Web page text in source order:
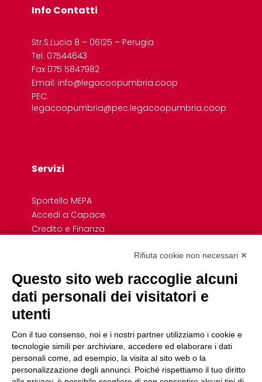
Info Contatti
Str.S.Lucia 8 – 06125 – Perugia
Tel. 07544643
Fax 075 5847982
Email: info@legacoopumbria.coop
PEC:
legacoopumbria@pec.legacoopumbria.coop
Servizi
Sportello MEPA
Accedi a Capace
Credito e Finanza
Previdenza cooperativa
Convenzioni
Link Rapidi
Associazioni di Settore e Dipartimenti
Uffici
Servizio Civile
Fare cooperativa
Rifiuta cookie non necessari ✕
Questo sito web raccoglie alcuni
dati personali dei visitatori e
utenti
Con il tuo consenso, noi e i nostri partner utilizziamo i cookie e
tecnologie simili per archiviare, accedere ed elaborare i dati
personali come, ad esempio, la visita al sito web o la
personalizzazione degli annunci. Poiché rispettiamo il tuo diritto